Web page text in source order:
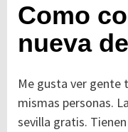
Como
nueva
Me gusta ver
mismas personas.
sevilla gratis.